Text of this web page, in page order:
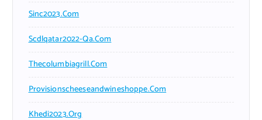
Sinc2023.com
Scdlqatar2022-Qa.com
Thecolumbiagrill.com
Provisionscheeseandwineshoppe.com
Khedi2023.org